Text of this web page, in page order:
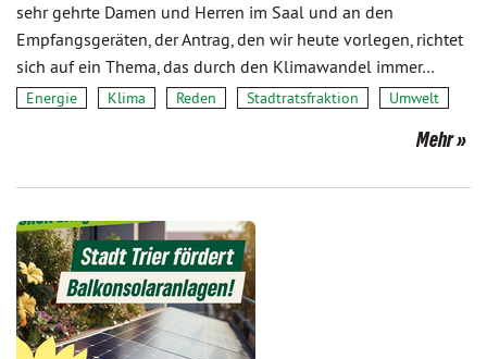
sehr gehrte Damen und Herren im Saal und an den
Empfangsgeräten, der Antrag, den wir heute vorlegen, richtet
sich auf ein Thema, das durch den Klimawandel immer…
Energie Klima Reden Stadtratsfraktion Umwelt
Mehr